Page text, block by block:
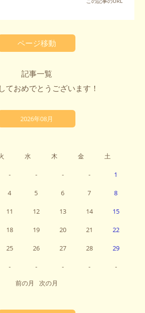
ページ移動
記事一覧
ておめでとうございます！
2026年08月
水 木 金 土
- - - - 1
4 5 6 7 8
11 12 13 14 15
18 19 20 21 22
25 26 27 28 29
- - - -
-
前の月
次の月